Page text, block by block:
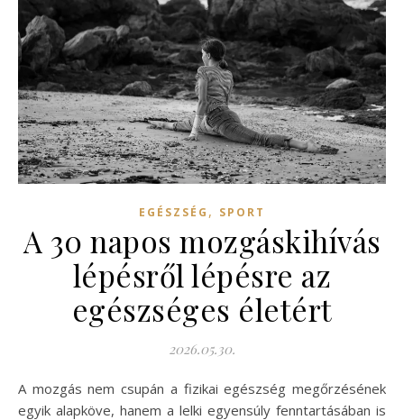
EGÉSZSÉG , SPORT
A 30 napos mozgáskihívás
lépésről lépésre az
egészséges életért
2026.05.30.
A mozgás nem csupán a fizikai egészség megőrzésének
egyik alapköve, hanem a lelki egyensúly fenntartásában is